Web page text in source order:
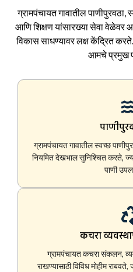
ग्रामपंचायत गावातील
आणि शिक्षण यांसारख्या सेवा वेळेवर
विकास साधण्यावर लक्ष केंद्रित
आमचे प्रमुख
ग्रामपंचायत गावातील स्वच्छ
नियमित देखभाल सुनिश्चित करते,
पाणी
कचरा
ग्रामपंचायत कचरा संकलन,
राखण्यासाठी विविध मोहीम